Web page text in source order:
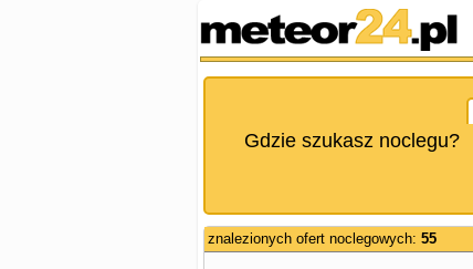
Gdzie szukasz noclegu?
znalezionych ofert noclegowych: 55